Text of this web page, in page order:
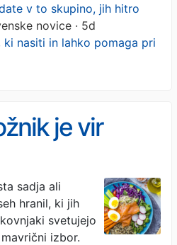
v to skupino, jih hitro
novice · 5d
ki nasiti in lahko pomaga pri
je vir
sadja ali
hranil, ki jih
svetujejo
izbor.